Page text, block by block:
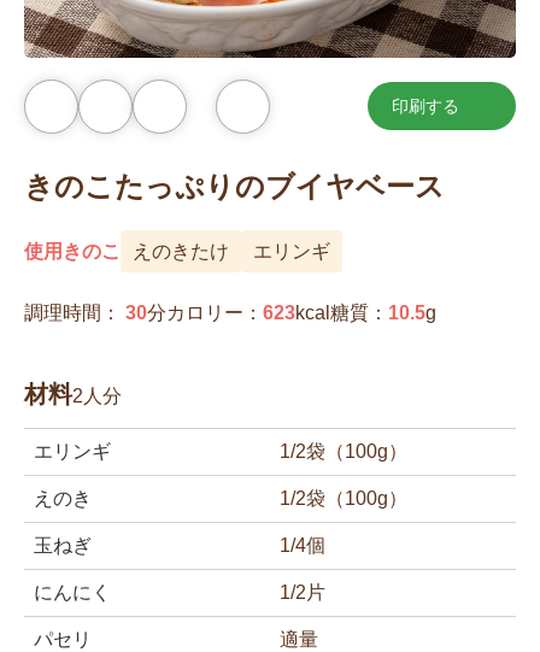
気
入
り
追
加
印刷する
きのこたっぷりのブイヤベース
使用きのこ えのきたけ エリンギ
調理時間： 30分カロリー： 623kcal 糖質： 10.5g
材料2人分
エリンギ 1/2袋（100g）
えのき 1/2袋（100g）
玉ねぎ 1/4個
にんにく 1/2片
パセリ 適量